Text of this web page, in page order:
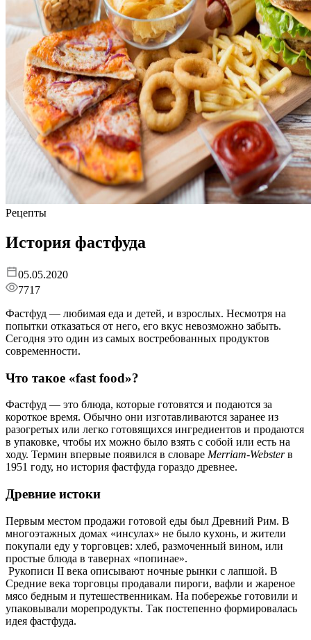
Рецепты
История фастфуда
05.05.2020
7717
Фастфуд — любимая еда и детей, и взрослых. Несмотря на
попытки отказаться от него, его вкус невозможно забыть.
Сегодня это один из самых востребованных продуктов
современности.
Что такое «fast food»?
Фастфуд — это блюда, которые готовятся и подаются за
короткое время. Обычно они изготавливаются заранее из
разогретых или легко готовящихся ингредиентов и продаются
в упаковке, чтобы их можно было взять с собой или есть на
ходу. Термин впервые появился в словаре Merriam-Websterв
1951 году, но история фастфуда гораздо древнее.
Древние истоки
Первым местом продажи готовой еды был Древний Рим. В
многоэтажных домах «инсулах» не было кухонь, и жители
покупали еду у торговцев: хлеб, размоченный вином, или
простые блюда в тавернах «попинае».
Рукописи II века описывают ночные рынки с лапшой. В
Средние века торговцы продавали пироги, вафли и жареное
мясо бедным и путешественникам. На побережье готовили и
упаковывали морепродукты. Так постепенно формировалась
идея фастфуда.